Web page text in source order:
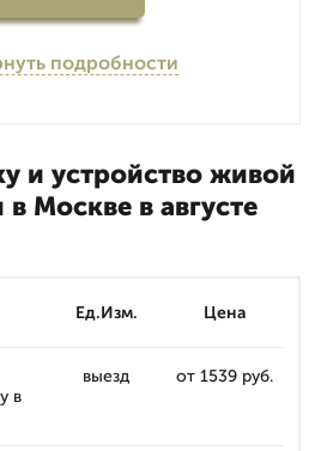
подробности
и устройство живой
в Москве в августе
Ед.Изм. Цена
в
выезд от 1539 руб.